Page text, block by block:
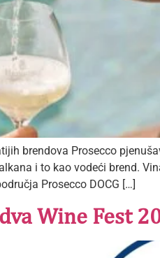
brendova Prosecco
i to kao vodeći brend.
Prosecco DOCG […]
Wine Fest